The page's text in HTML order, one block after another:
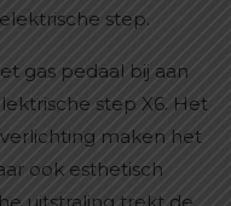
step.
gas pedaal bij aan
step X6. Het
maken het
ook esthetisch